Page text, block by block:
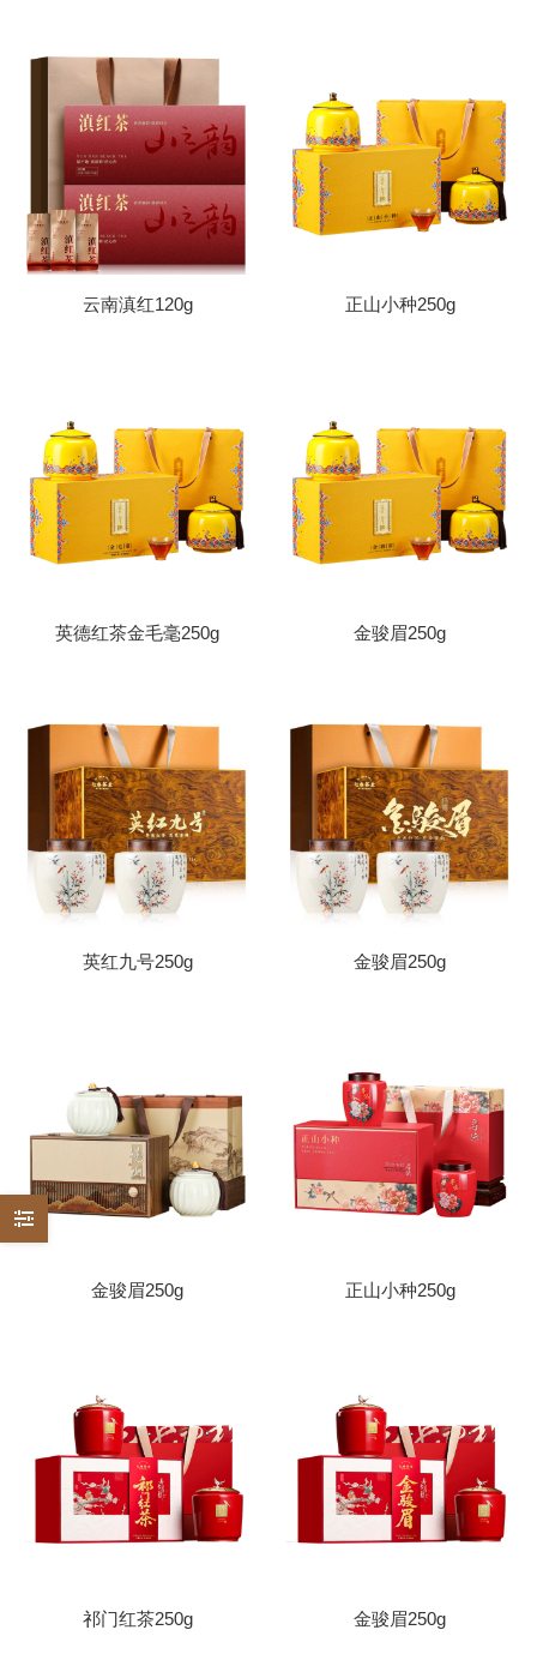
云南滇红120g 正山小种250g
英德红茶金毛毫250g 金骏眉250g
英红九号250g 金骏眉250g
金骏眉250g 正山小种250g
祁门红茶250g 金骏眉250g